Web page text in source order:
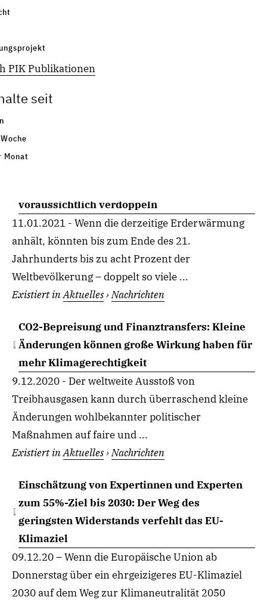
PIK Publikationen
seit
Monat
fossilen Stromerzeugung
08.02.2021 - COVID-19 hat nicht nur zu einem
Emissionen geführt, sondern auch den Anteil der
Existiert in
voraussichtlich verdoppeln
11.01.2021 - Wenn die derzeitige Erderwärmung
anhält, könnten bis zum Ende des 21.
Jahrhunderts bis zu acht Prozent der
Weltbevölkerung – doppelt so viele ...
Existiert inAktuelles›Nachrichten
CO2-Bepreisung und Finanztransfers: Kleine
Änderungen können große Wirkung haben für
mehr Klimagerechtigkeit
9.12.2020 - Der weltweite Ausstoß von
Treibhausgasen kann durch überraschend kleine
Änderungen wohlbekannter politischer
Maßnahmen auf faire und ...
Existiert inAktuelles›Nachrichten
Einschätzung von Expertinnen und Experten
zum 55%-Ziel bis 2030: Der Weg des
geringsten Widerstands verfehlt das EU-
Klimaziel
09.12.20 – Wenn die Europäische Union ab
Donnerstag über ein ehrgeizigeres EU-Klimaziel
2030 auf dem Weg zur Klimaneutralität 2050